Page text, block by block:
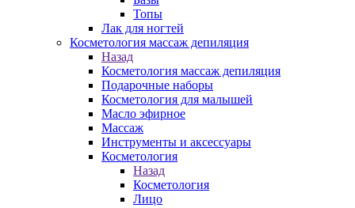
Топы
Лак для ногтей
Косметология массаж депиляция
Назад
Косметология массаж депиляция
Подарочные наборы
Косметология для малышей
Масло эфирное
Массаж
Инструменты и аксессуары
Косметология
Назад
Косметология
Лицо